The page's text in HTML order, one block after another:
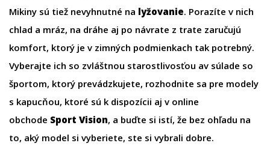
Mikiny sú tiež nevyhnutné na lyžovanie. Porazíte v nich
chlad a mráz, na dráhe aj po návrate z trate zaručujú
komfort, ktorý je v zimných podmienkach tak potrebný.
Vyberajte ich so zvláštnou starostlivosťou av súlade so
športom, ktorý prevádzkujete, rozhodnite sa pre modely
s kapucňou, ktoré sú k dispozícii aj v online
obchode Sport Vision, a buďte si istí, že bez ohľadu na
to, aký model si vyberiete, ste si vybrali dobre.